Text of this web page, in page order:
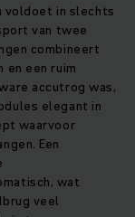
voldoet in slechts
van twee
combineert
een ruim
accutrog was,
elegant in
waarvoor
Een
wat
veel